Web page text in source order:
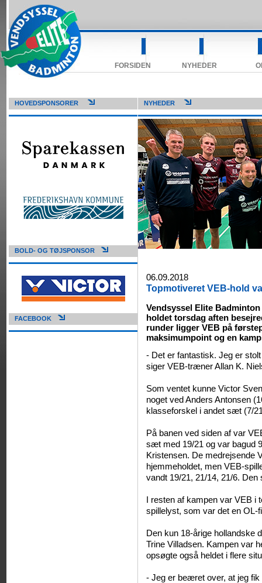
FORSIDEN NYHEDER
HOVEDSPONSORER NYHEDER
BOLD- OG TØJSPONSOR
FACEBOOK
06.09.2018
Topmotiveret VEB-hold
Vendsyssel Elite
holdet torsdag aften
runder ligger VEB på
maksimumpoint og en
- Det er fantastisk. Jeg er
siger VEB-træner Allan K.
Som ventet kunne Victor
noget ved Anders Antonsen
klasseforskel i andet sæt (7/
På banen ved siden af var
sæt med 19/21 og var bagud
Kristensen. De medrejsende
hjemmeholdet, men VEB-
vandt 19/21, 21/14, 21/6.
I resten af kampen var VEB i
spillelyst, som var det en OL-
Den kun 18-årige hollandske
Trine Villadsen. Kampen var
opsøgte også heldet i flere
- Jeg er beæret over, at jeg